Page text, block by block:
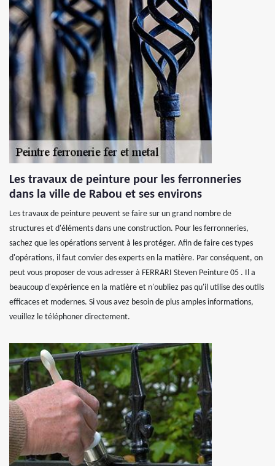
Les travaux de peinture pour les ferronneries
dans la ville de Rabou et ses environs
Les travaux de peinture peuvent se faire sur un grand nombre de
structures et d'éléments dans une construction. Pour les ferronneries,
sachez que les opérations servent à les protéger. Afin de faire ces types
d'opérations, il faut convier des experts en la matière. Par conséquent, on
peut vous proposer de vous adresser à FERRARI Steven Peinture 05 . Il a
beaucoup d'expérience en la matière et n'oubliez pas qu'il utilise des outils
efficaces et modernes. Si vous avez besoin de plus amples informations,
veuillez le téléphoner directement.